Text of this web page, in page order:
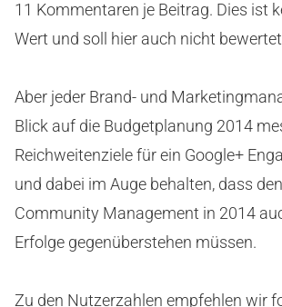
11 Kommentaren je Beitrag. Dies ist
Wert und soll hier auch nicht
Aber jeder Brand- und
Blick auf die Budgetplanung 2014
Reichweitenziele für ein Google+
und dabei im Auge behalten, dass
Community Management in 2014
Erfolge gegenüberstehen müssen.
Zu den Nutzerzahlen empfehlen wir